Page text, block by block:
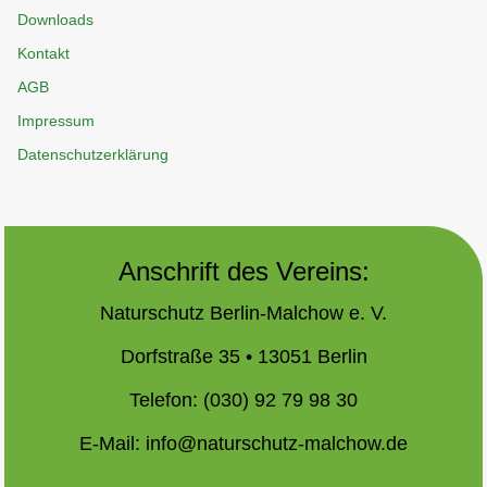
Downloads
Kontakt
AGB
Impressum
Datenschutzerklärung
Anschrift des Vereins:
Naturschutz Berlin-Malchow e. V.
Dorfstraße 35 • 13051 Berlin
Telefon: (030) 92 79 98 30
E-Mail: info@naturschutz-malchow.de